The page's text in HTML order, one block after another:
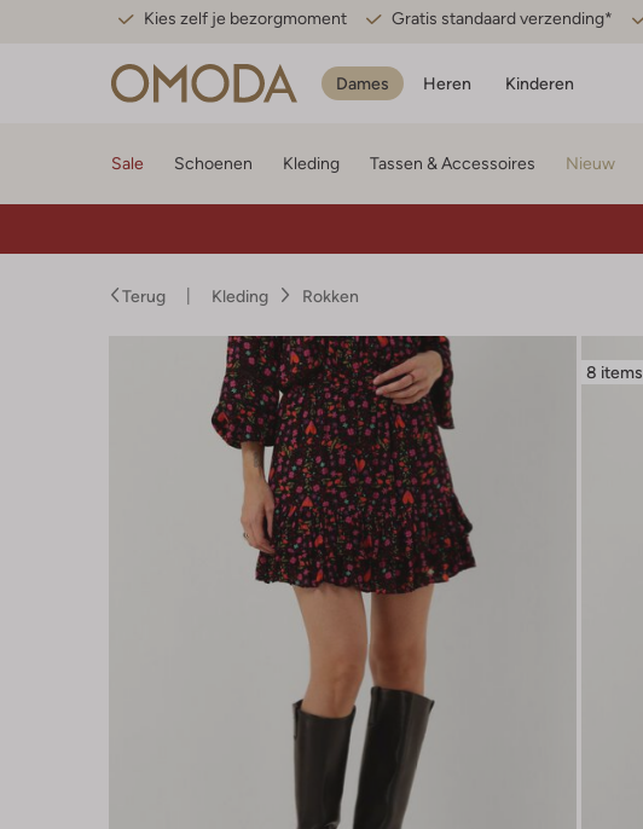
Kies zelf je bezorgmoment Gratis standaard verzending*
Dames Heren Kinderen
Sale Schoenen Kleding Tassen & Accessoires Nieuw
Terug Kleding Rokken
8 items